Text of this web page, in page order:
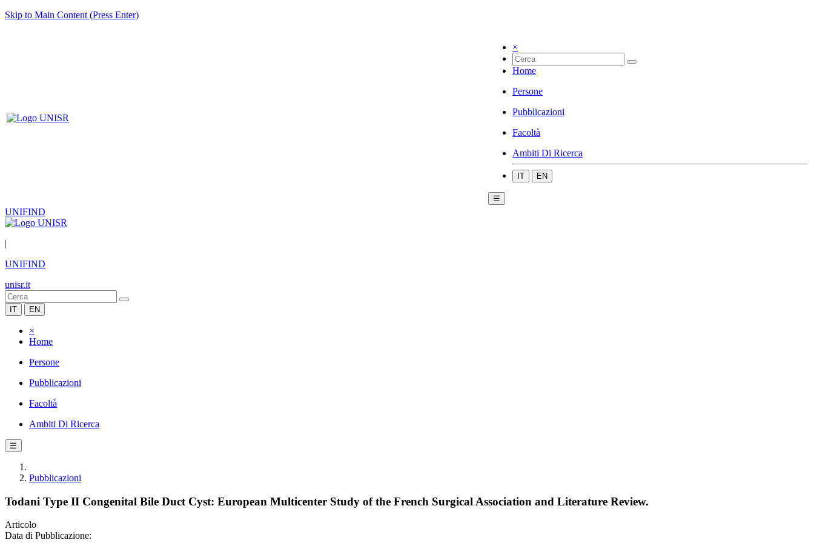
Skip to Main Content (Press Enter)
×
Home
Persone
Pubblicazioni
Facoltà
Ambiti Di Ricerca
IT EN
☰
UNIFIND
|
UNIFIND
unisr.it
IT EN
×
Home
Persone
Pubblicazioni
Facoltà
Ambiti Di Ricerca
☰
Pubblicazioni
Todani Type II Congenital Bile Duct Cyst: European Multicenter Study of the French Surgical Association and Literature Review.
Articolo
Data di Pubblicazione: